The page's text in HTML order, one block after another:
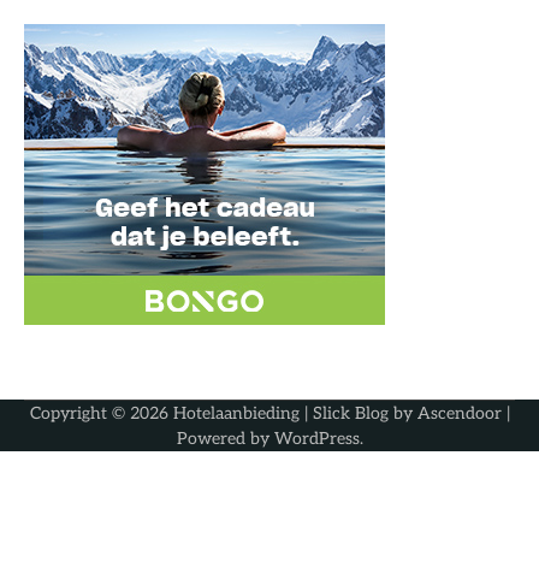
Copyright © 2026 Hotelaanbieding| Slick Blog by Ascendoor|
Powered by WordPress.